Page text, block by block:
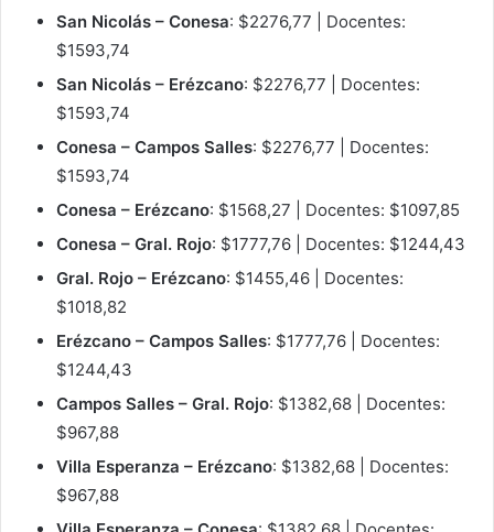
San Nicolás – Conesa: $2276,77 | Docentes:
$1593,74
San Nicolás – Erézcano: $2276,77 | Docentes:
$1593,74
Conesa – Campos Salles: $2276,77 | Docentes:
$1593,74
Conesa – Erézcano: $1568,27 | Docentes: $1097,85
Conesa – Gral. Rojo: $1777,76 | Docentes: $1244,43
Gral. Rojo – Erézcano: $1455,46 | Docentes:
$1018,82
Erézcano – Campos Salles: $1777,76 | Docentes:
$1244,43
Campos Salles – Gral. Rojo: $1382,68 | Docentes:
$967,88
Villa Esperanza – Erézcano: $1382,68 | Docentes:
$967,88